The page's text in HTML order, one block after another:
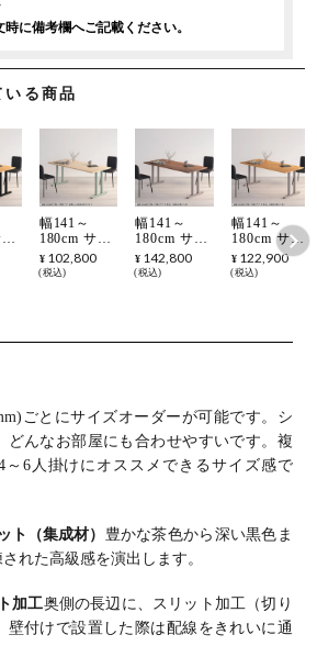
いる商品
材
オ
勉
幅141～
180cm サイ
ズオーダー
デスク
ル 無垢材
コンデスク
切り欠き オ
フィスデス
ク テレワー
クデスク 勉
チュラル
¥ 102,800
税込
幅141～
180cm サイ
ズオーダー
デスク
ト 無垢材
コンデスク
切り欠き オ
フィスデス
ク テレワー
クデスク 勉
ダークブラ
ウン
¥ 142,800
税込
幅141～
180cm サイ
ズオーダー
デスク
ク 無垢材
コンデスク
切り欠き オ
フィスデス
ク テレワー
クデスク 勉
ブラウン
¥ 122,900
税込
ごとにサイズオーダーが可能です。 シ
どんなお部屋にも合わせやすいです。 複
6人掛けにオススメできるサイズ感で
ト（集成材）
豊かな茶色から深い黒色ま
れた高級感を演出します。
加工奥側の長辺に、スリット加工（切り
壁付けで設置した際は配線をきれいに通
に備考欄へご記載ください。